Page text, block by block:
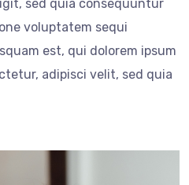
sed quia consequuntur
voluptatem sequi
est, qui dolorem ipsum
adipisci velit, sed quia